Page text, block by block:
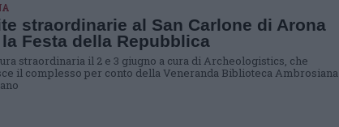
straordinarie al San Carlone di Arona
Festa della Repubblica
straordinaria il 2 e 3 giugno a cura di Archeologistics, che
il complesso per conto della Veneranda Biblioteca Ambrosiana